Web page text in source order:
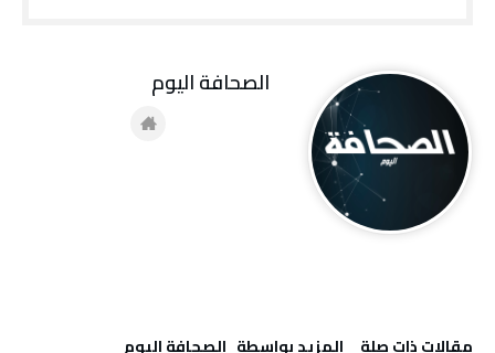
‫مقالات ذات صلة‬ ‫‫المزيد بواسطة‬ ‬ ‭ ‬الصحافة‭ ‬اليوم